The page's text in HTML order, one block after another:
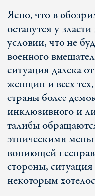
Ясно, что в
останутся у
условии, что не
военного
ситуация далека
женщин и всех
страны более
инклюзивного и
талибы
этническими
вопиющей
стороны,
некоторым